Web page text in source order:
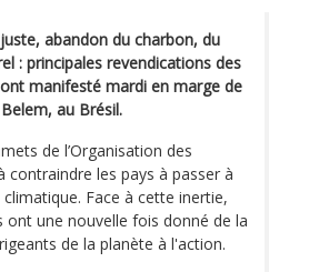
abandon du charbon, du
: principales revendications des
manifesté mardi en marge de
au Brésil.
de l’Organisation des
contraindre les pays à passer à
climatique. Face à cette inertie,
ont une nouvelle fois donné de la
de la planète à l'action.